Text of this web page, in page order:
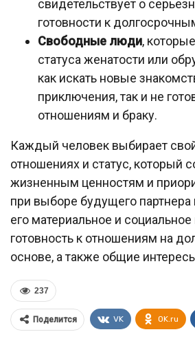
свидетельствует о
готовности к
Свободные люди,
статуса женатости или
как искать новые
приключения, так и не
отношениям и браку.
Каждый человек выбирает
отношениях и статус, который
жизненным ценностям и
при выборе будущего
его материальное и
готовность к отношениям на
основе, а также общие
237
Поделится VK OK.ru